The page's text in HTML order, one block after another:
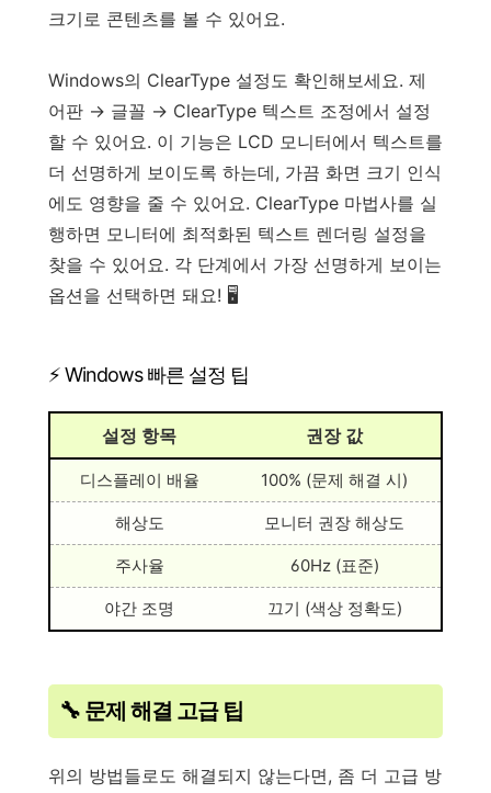
크기로 콘텐츠를 볼 수 있어요.
Windows의 ClearType 설정도 확인해보세요. 제
어판 → 글꼴 → ClearType 텍스트 조정에서 설정
할 수 있어요. 이 기능은 LCD 모니터에서 텍스트를
더 선명하게 보이도록 하는데, 가끔 화면 크기 인식
에도 영향을 줄 수 있어요. ClearType 마법사를 실
행하면 모니터에 최적화된 텍스트 렌더링 설정을
찾을 수 있어요. 각 단계에서 가장 선명하게 보이는
옵션을 선택하면 돼요! 🖥️
⚡ Windows 빠른 설정 팁
설정 항목 권장 값
디스플레이 배율 100% (문제 해결 시)
해상도 모니터 권장 해상도
주사율 60Hz (표준)
야간 조명 끄기 (색상 정확도)
🔧 문제 해결 고급 팁
위의 방법들로도 해결되지 않는다면, 좀 더 고급 방